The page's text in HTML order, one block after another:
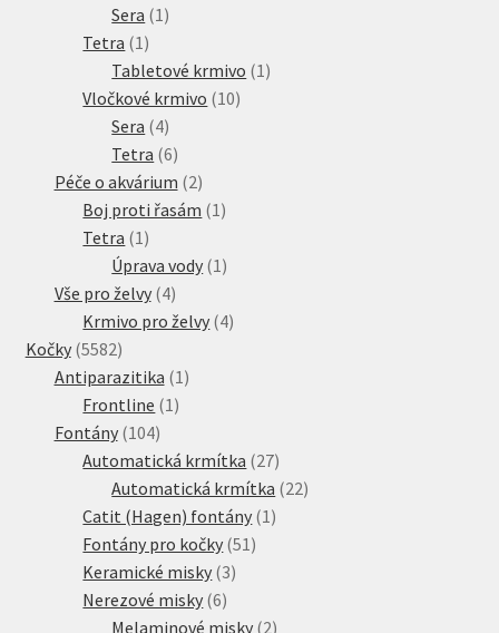
Sera 1 1
Tetra 1 1
produkt
Tabletové krmivo 1 1
Vločkové krmivo 1010
Sera 44
produkty
Tetra 66
produktů
Péče o akvárium 22
produkty
Boj proti řasám 1 1
Tetra 1 1
produkt
Úprava vody 1 1
Vše pro želvy 44
produkty
Krmivo pro želvy 44
Kočky 55825582
produktů
Antiparazitika 1 1
Frontline 1 1
Fontány 104104
produktů
Automatická krmítka 2727
produktů
Automatická krmítka 2222
Catit (Hagen) fontány 1 1
Fontány pro kočky 51 51
Keramické misky 33
Nerezové misky 66
produktů
Melaminové misky 22